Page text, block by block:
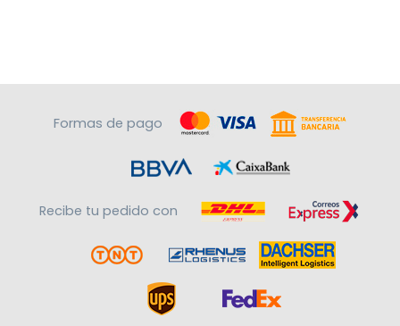
Formas de pago
Recibe tu pedido con